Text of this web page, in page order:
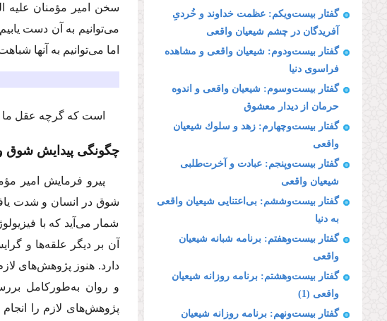
گفتار بیست‌ویكم: عظمت خداوند و خُردیِ
آفریدگان در چشم شیعیان واقعی
گفتار بیست‌ودوم: شیعیان واقعی و مشاهده
فراسوی دنیا
گفتار بیست‌وسوم: شیعیان واقعی و اندوه
حرمان از دیدار معشوق
گفتار بیست‌وچهارم: زهد و سلوك شیعیان
واقعی
گفتار بیست‌وپنجم: عبادت و آخرت‌طلبی
شیعیان واقعی
گفتار بیست‌وششم: بی‌اعتنایی شیعیان واقعی
به دنیا
گفتار بیست‌وهفتم: برنامه شبانه شیعیان
واقعی
گفتار بیست‌وهشتم: برنامه روزانه شیعیان
واقعی (1)
گفتار بیست‌ونهم: برنامه روزانه شیعیان
سخن امیر مؤمنان علیه
می‌توانیم به آن دست
اما می‌توانیم به آنها
است كه گرچه عقل ما
چگونگی پیدایش شوق
پیرو فرمایش امیر
شوق در انسان و شدت
‌شمار می‌آید كه با
آن بر دیگر علقه‌ها و
دارد. هنوز پژوهش‌های
و روان به‌طوركامل
پژوهش‌های لازم را